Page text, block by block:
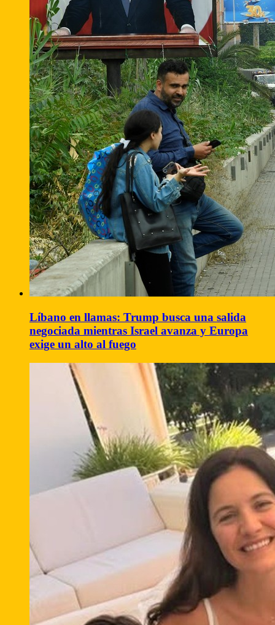
Líbano en llamas: Trump busca una salida
negociada mientras Israel avanza y Europa
exige un alto al fuego